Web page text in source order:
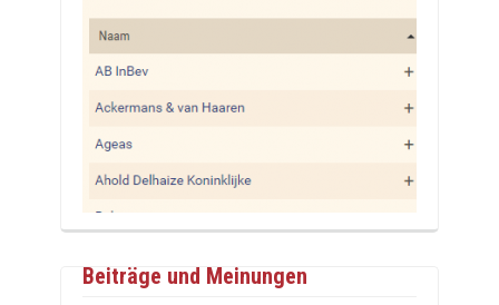
Beiträge und Meinungen